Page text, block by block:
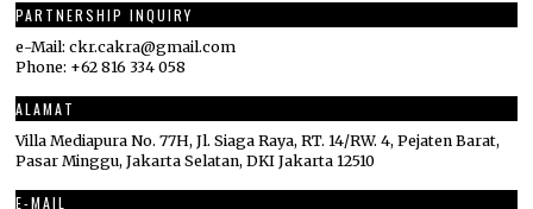
PARTNERSHIP INQUIRY
e-Mail: ckr.cakra@gmail.com
Phone: +62 816 334 058
ALAMAT
Villa Mediapura No. 77H, Jl. Siaga Raya, RT. 14/RW. 4, Pejaten Barat,
Pasar Minggu, Jakarta Selatan, DKI Jakarta 12510
E-MAIL